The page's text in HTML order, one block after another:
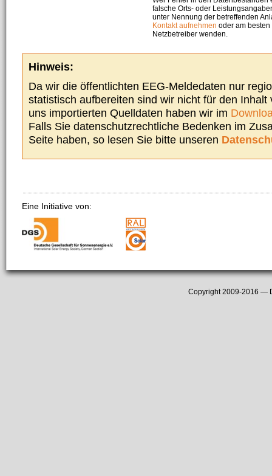
falsche Orts- oder
unter Nennung der betreffenden
Kontakt aufnehmen oder am
Netzbetreiber wenden.
Hinweis:
Da wir die öffentlichten EEG-Meldedaten nur
statistisch aufbereiten sind wir nicht für den Inhalt
uns importierten Quelldaten haben wir im
Falls Sie datenschutzrechtliche Bedenken im
Seite haben, so lesen Sie bitte unseren
Eine Initiative von:
Copyright 2009-2016 —